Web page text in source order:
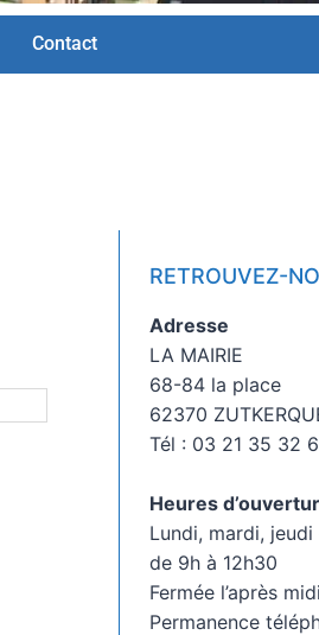
Contact
RETROUVEZ-
Adresse
LA MAIRIE
68-84 la place
62370
Tél : 03 21 35 32
Heures
Lundi, mardi,
de 9h à 12h30
Fermée l’après midi
Permanence